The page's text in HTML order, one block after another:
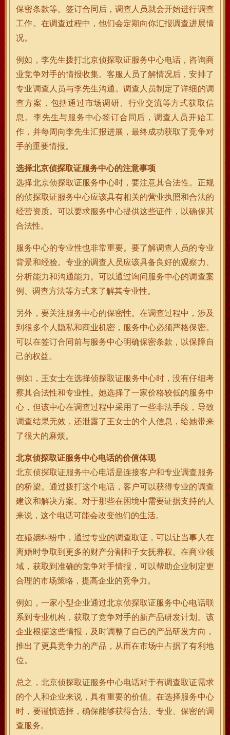
保密条款等。签订合同后，调查人员就会开始进行调查
工作。在调查过程中，他们会定期向你汇报调查进展情
况。
例如，李先生拨打北京侦探取证服务中心电话，咨询商
业竞争对手的情报收集。客服人员了解情况后，安排了
专业调查人员与李先生沟通。调查人员制定了详细的调
查方案，包括通过市场调研、行业交流等方式获取信
息。李先生与服务中心签订合同后，调查人员开始工
作，并每周向李先生汇报进展，最终成功获取了竞争对
手的重要情报。
选择北京侦探取证服务中心的注意事项
选择北京侦探取证服务中心时，要注意其合法性。正规
的侦探取证服务中心应该具有相关的营业执照和合法的
经营资质。可以要求服务中心提供这些证件，以确保其
合法性。
服务中心的专业性也非常重要。要了解调查人员的专业
背景和经验。专业的调查人员应该具备良好的观察力、
分析能力和沟通能力。可以通过询问服务中心的调查案
例、调查方法等方式来了解其专业性。
另外，要关注服务中心的保密性。在调查过程中，涉及
到很多个人隐私和商业机密，服务中心必须严格保密。
可以在签订合同前与服务中心明确保密条款，以保障自
己的权益。
例如，王女士在选择侦探取证服务中心时，没有仔细考
察其合法性和专业性。她选择了一家价格较低的服务中
心，但该中心在调查过程中采用了一些非法手段，导致
调查结果无效，还泄露了王女士的个人信息，给她带来
了很大的麻烦。
北京侦探取证服务中心电话的价值体现
北京侦探取证服务中心电话是连接客户和专业调查服务
的桥梁。通过拨打这个电话，客户可以获得专业的调查
建议和解决方案。对于那些在困境中需要证据支持的人
来说，这个电话可能会改变他们的生活。
在婚姻纠纷中，通过专业的调查取证，可以让当事人在
离婚时争取到更多的财产分割和子女抚养权。在商业领
域，获取到准确的竞争对手情报，可以帮助企业制定更
合理的市场策略，提高企业的竞争力。
例如，一家小型企业通过北京侦探取证服务中心电话联
系到专业机构，获取了竞争对手的新产品研发计划。该
企业根据这些情报，及时调整了自己的产品研发方向，
推出了更具竞争力的产品，从而在市场中占据了有利地
位。
总之，北京侦探取证服务中心电话对于有调查取证需求
的个人和企业来说，具有重要的价值。在选择服务中心
时，要谨慎选择，确保能够获得合法、专业、保密的调
查服务。